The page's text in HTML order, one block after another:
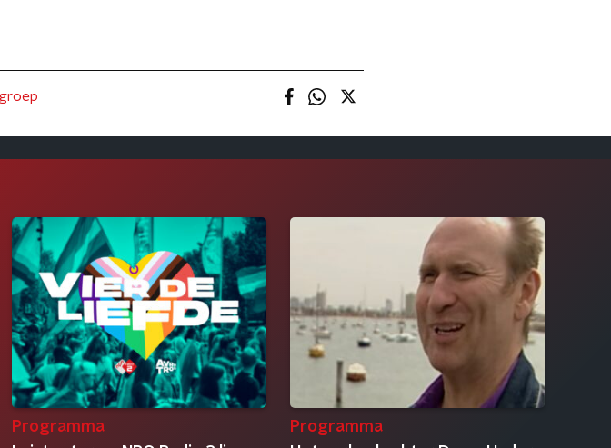
Programma
Programma